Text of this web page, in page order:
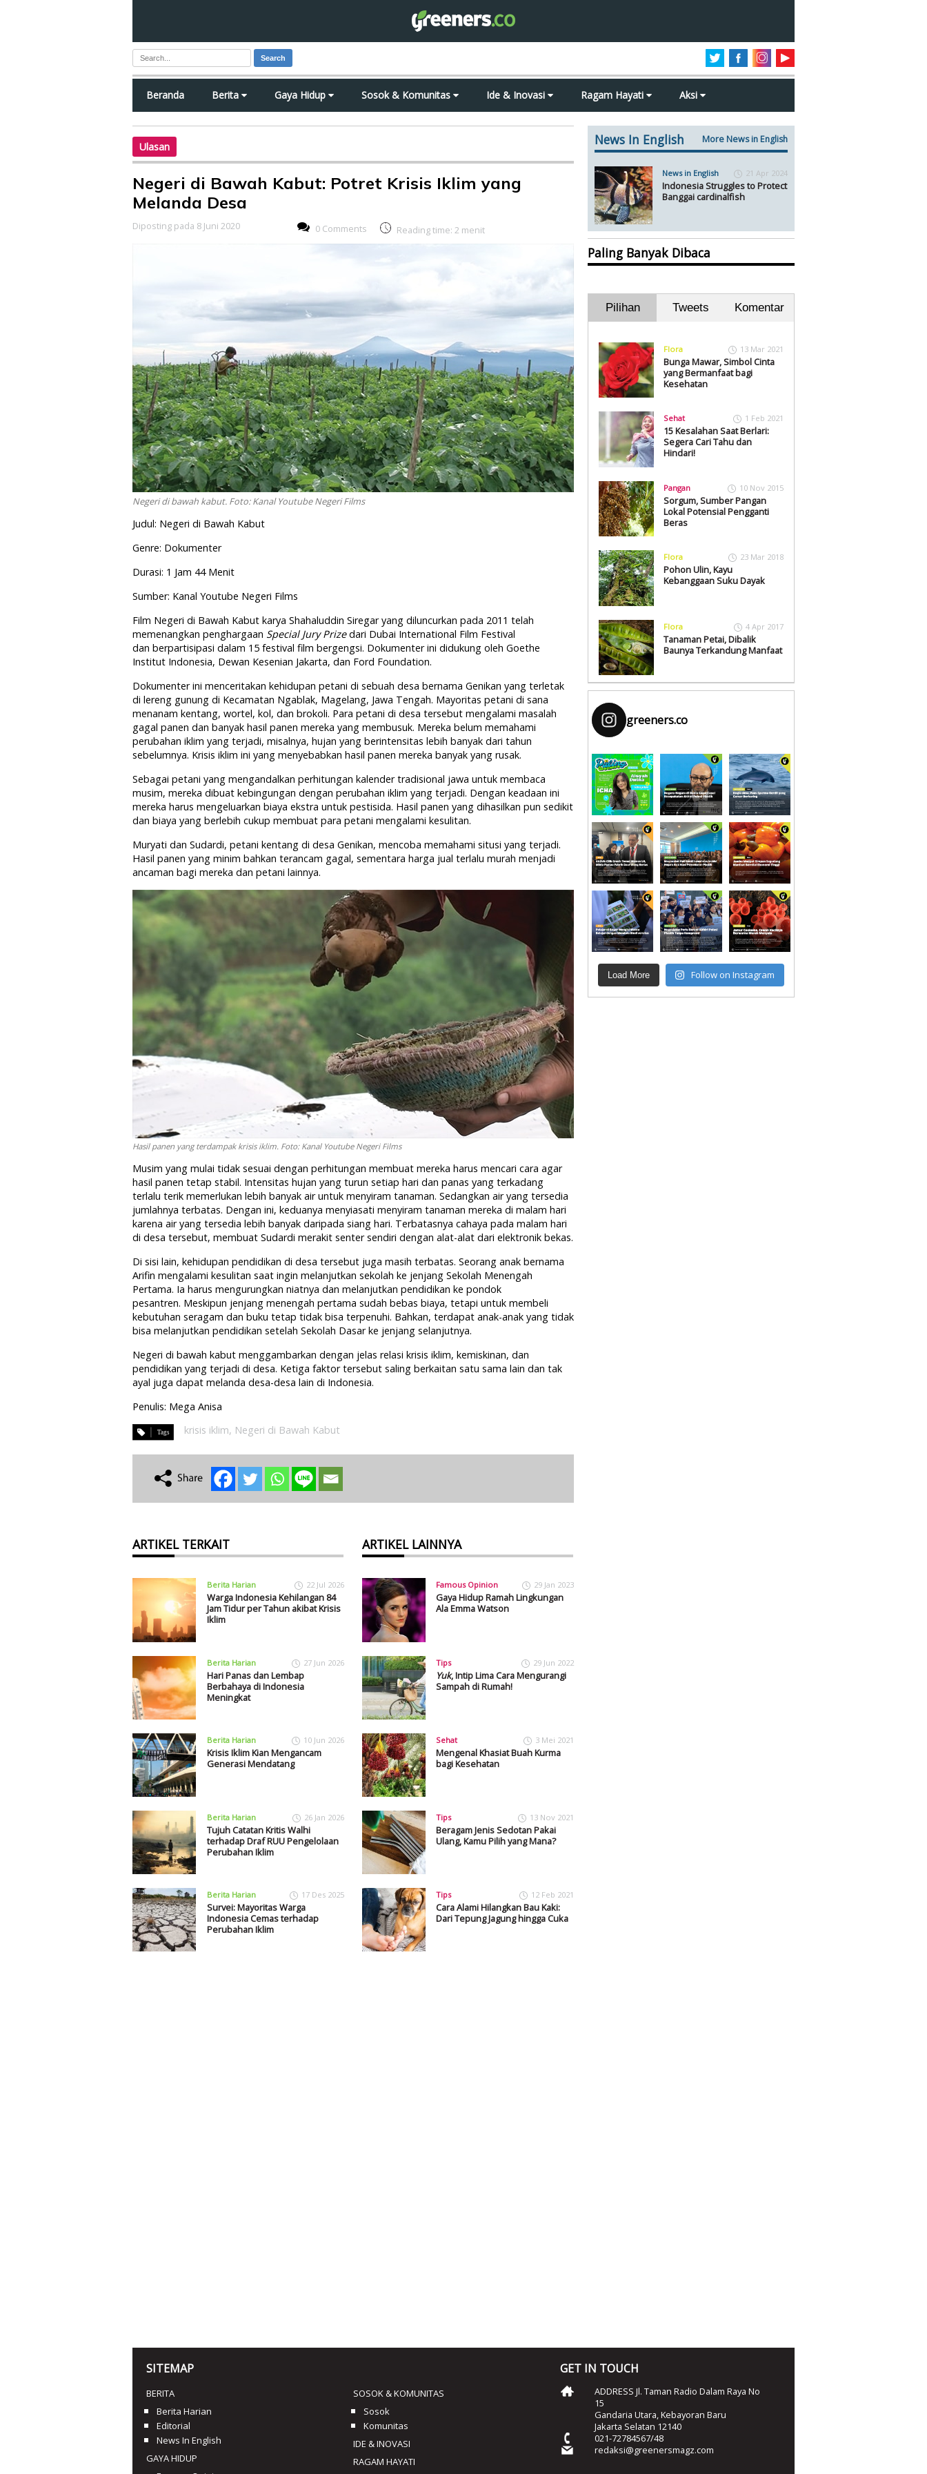
Search
Beranda Berita Gaya Hidup Sosok & Komunitas Ide & Inovasi Ragam Hayati Aksi
Ulasan
Negeri di Bawah Kabut: Potret Krisis Iklim yang
Melanda Desa
Diposting pada 8 Juni 2020 0 Comments Reading time: 2 menit
Negeri di bawah kabut. Foto: Kanal Youtube Negeri Films
Judul: Negeri di Bawah Kabut
Genre: Dokumenter
Durasi: 1 Jam 44 Menit
Sumber: Kanal Youtube Negeri Films
Film Negeri di Bawah Kabut karya Shahaluddin Siregar yang diluncurkan pada 2011 telah
memenangkan penghargaan Special Jury Prize dari Dubai International Film Festival
dan berpartisipasi dalam 15 festival film bergengsi. Dokumenter ini didukung oleh Goethe
Institut Indonesia, Dewan Kesenian Jakarta, dan Ford Foundation.
Dokumenter ini menceritakan kehidupan petani di sebuah desa bernama Genikan yang terletak
di lereng gunung di Kecamatan Ngablak, Magelang, Jawa Tengah. Mayoritas petani di sana
menanam kentang, wortel, kol, dan brokoli. Para petani di desa tersebut mengalami masalah
gagal panen dan banyak hasil panen mereka yang membusuk. Mereka belum memahami
perubahan iklim yang terjadi, misalnya, hujan yang berintensitas lebih banyak dari tahun
sebelumnya. Krisis iklim ini yang menyebabkan hasil panen mereka banyak yang rusak.
Sebagai petani yang mengandalkan perhitungan kalender tradisional jawa untuk membaca
musim, mereka dibuat kebingungan dengan perubahan iklim yang terjadi. Dengan keadaan ini
mereka harus mengeluarkan biaya ekstra untuk pestisida. Hasil panen yang dihasilkan pun sedikit
dan biaya yang berlebih cukup membuat para petani mengalami kesulitan.
Muryati dan Sudardi, petani kentang di desa Genikan, mencoba memahami situsi yang terjadi.
Hasil panen yang minim bahkan terancam gagal, sementara harga jual terlalu murah menjadi
ancaman bagi mereka dan petani lainnya.
Hasil panen yang terdampak krisis iklim. Foto: Kanal Youtube Negeri Films
Musim yang mulai tidak sesuai dengan perhitungan membuat mereka harus mencari cara agar
hasil panen tetap stabil. Intensitas hujan yang turun setiap hari dan panas yang terkadang
terlalu terik memerlukan lebih banyak air untuk menyiram tanaman. Sedangkan air yang tersedia
jumlahnya terbatas. Dengan ini, keduanya menyiasati menyiram tanaman mereka di malam hari
karena air yang tersedia lebih banyak daripada siang hari. Terbatasnya cahaya pada malam hari
di desa tersebut, membuat Sudardi merakit senter sendiri dengan alat-alat dari elektronik bekas.
Di sisi lain, kehidupan pendidikan di desa tersebut juga masih terbatas. Seorang anak bernama
Arifin mengalami kesulitan saat ingin melanjutkan sekolah ke jenjang Sekolah Menengah
Pertama. Ia harus mengurungkan niatnya dan melanjutkan pendidikan ke pondok
pesantren. Meskipun jenjang menengah pertama sudah bebas biaya, tetapi untuk membeli
kebutuhan seragam dan buku tetap tidak bisa terpenuhi. Bahkan, terdapat anak-anak yang tidak
bisa melanjutkan pendidikan setelah Sekolah Dasar ke jenjang selanjutnya.
Negeri di bawah kabut menggambarkan dengan jelas relasi krisis iklim, kemiskinan, dan
pendidikan yang terjadi di desa. Ketiga faktor tersebut saling berkaitan satu sama lain dan tak
ayal juga dapat melanda desa-desa lain di Indonesia.
Penulis: Mega Anisa
krisis iklim, Negeri di Bawah Kabut
ARTIKEL TERKAIT
Berita Harian 22 Jul 2026
Warga Indonesia Kehilangan 84
Jam Tidur per Tahun akibat Krisis
Iklim
Berita Harian 27 Jun 2026
Hari Panas dan Lembap
Berbahaya di Indonesia
Meningkat
Berita Harian 10 Jun 2026
Krisis Iklim Kian Mengancam
Generasi Mendatang
Berita Harian 26 Jan 2026
Tujuh Catatan Kritis Walhi
terhadap Draf RUU Pengelolaan
Perubahan Iklim
Berita Harian 17 Des 2025
Survei: Mayoritas Warga
Indonesia Cemas terhadap
Perubahan Iklim
ARTIKEL LAINNYA
Famous Opinion 29 Jan 2023
Gaya Hidup Ramah Lingkungan
Ala Emma Watson
Tips 29 Jun 2022
Yuk, Intip Lima Cara Mengurangi
Sampah di Rumah!
Sehat 3 Mei 2021
Mengenal Khasiat Buah Kurma
bagi Kesehatan
Tips 13 Nov 2021
Beragam Jenis Sedotan Pakai
Ulang, Kamu Pilih yang Mana?
Tips 12 Feb 2021
Cara Alami Hilangkan Bau Kaki:
Dari Tepung Jagung hingga Cuka
News In English More News in English
News in English 21 Apr 2024
Indonesia Struggles to Protect
Banggai cardinalfish
Paling Banyak Dibaca
Pilihan Tweets Komentar
Flora 13 Mar 2021
Bunga Mawar, Simbol Cinta
yang Bermanfaat bagi
Kesehatan
Sehat 1 Feb 2021
15 Kesalahan Saat Berlari:
Segera Cari Tahu dan
Hindari!
Pangan 10 Nov 2015
Sorgum, Sumber Pangan
Lokal Potensial Pengganti
Beras
Flora 23 Mar 2018
Pohon Ulin, Kayu
Kebanggaan Suku Dayak
Flora 4 Apr 2017
Tanaman Petai, Dibalik
Baunya Terkandung Manfaat
greeners.co
Load More Follow on Instagram
SITEMAP
BERITA
Berita Harian
Editorial
News In English
GAYA HIDUP
SOSOK & KOMUNITAS
Sosok
Komunitas
IDE & INOVASI
RAGAM HAYATI
GET IN TOUCH
ADDRESS Jl. Taman Radio Dalam Raya No
15
Gandaria Utara, Kebayoran Baru
Jakarta Selatan 12140
021-72784567/48
redaksi@greenersmagz.com